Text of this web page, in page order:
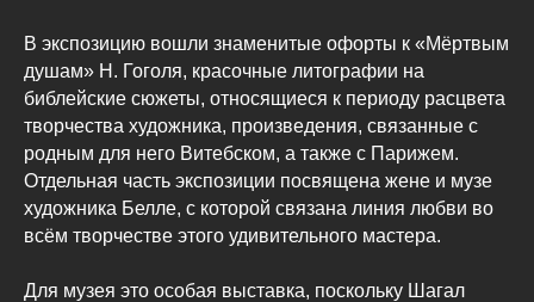
В экспозицию вошли знаменитые офорты к «Мёртвым
душам» Н. Гоголя, красочные литографии на
библейские сюжеты, относящиеся к периоду расцвета
творчества художника, произведения, связанные с
родным для него Витебском, а также с Парижем.
Отдельная часть экспозиции посвящена жене и музе
художника Белле, с которой связана линия любви во
всём творчестве этого удивительного мастера.
Для музея это особая выставка, поскольку Шагал